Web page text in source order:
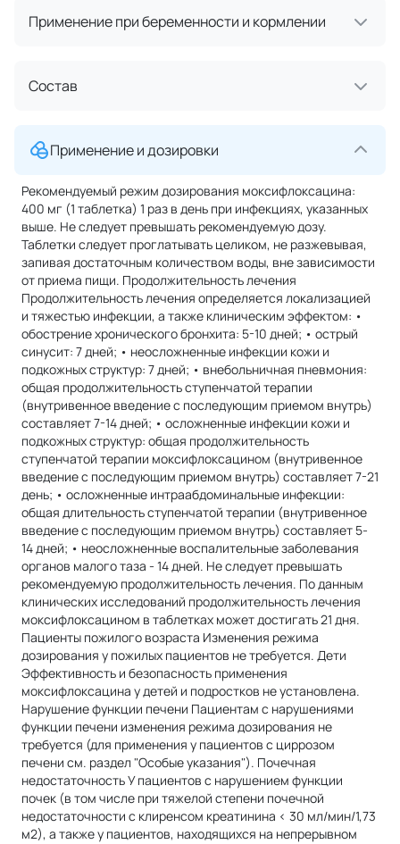
Применение при беременности и кормлении
Состав
Применение и дозировки
Рекомендуемый режим дозирования моксифлоксацина:
400 мг (1 таблетка) 1 раз в день при инфекциях, указанных
выше. Не следует превышать рекомендуемую дозу.
Таблетки следует проглатывать целиком, не разжевывая,
запивая достаточным количеством воды, вне зависимости
от приема пищи. Продолжительность лечения
Продолжительность лечения определяется локализацией
и тяжестью инфекции, а также клиническим эффектом: •
обострение хронического бронхита: 5-10 дней; • острый
синусит: 7 дней; • неосложненные инфекции кожи и
подкожных структур: 7 дней; • внебольничная пневмония:
общая продолжительность ступенчатой терапии
(внутривенное введение с последующим приемом внутрь)
составляет 7-14 дней; • осложненные инфекции кожи и
подкожных структур: общая продолжительность
ступенчатой терапии моксифлоксацином (внутривенное
введение с последующим приемом внутрь) составляет 7-21
день; • осложненные интраабдоминальные инфекции:
общая длительность ступенчатой терапии (внутривенное
введение с последующим приемом внутрь) составляет 5-
14 дней; • неосложненные воспалительные заболевания
органов малого таза - 14 дней. Не следует превышать
рекомендуемую продолжительность лечения. По данным
клинических исследований продолжительность лечения
моксифлоксацином в таблетках может достигать 21 дня.
Пациенты пожилого возраста Изменения режима
дозирования у пожилых пациентов не требуется. Дети
Эффективность и безопасность применения
моксифлоксацина у детей и подростков не установлена.
Нарушение функции печени Пациентам с нарушениями
функции печени изменения режима дозирования не
требуется (для применения у пациентов с циррозом
печени см. раздел "Особые указания"). Почечная
недостаточность У пациентов с нарушением функции
почек (в том числе при тяжелой степени почечной
недостаточности с клиренсом креатинина < 30 мл/мин/1,73
м2), а также у пациентов, находящихся на непрерывном